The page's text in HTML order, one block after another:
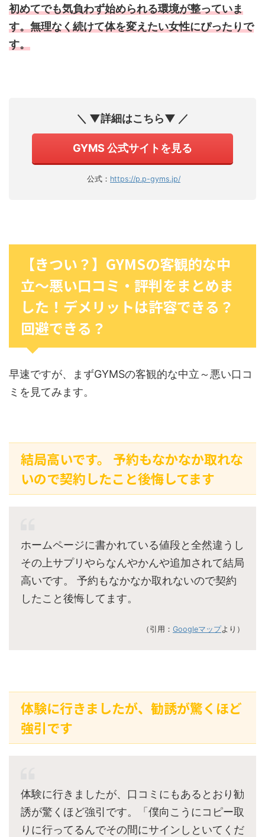
初めてでも気負わず始められる環境が整っていま
す。無理なく続けて体を変えたい女性にぴったりで
す。
＼ ▼詳細はこちら▼ ／
GYMS 公式サイトを見る
公式： https://p.p-gyms.jp/
【きつい？】GYMSの客観的な中
立～悪い口コミ・評判をまとめま
した！デメリットは許容できる？
回避できる？
早速ですが、まずGYMSの客観的な中立～悪い口コ
ミを見てみます。
結局高いです。 予約もなかなか取れな
いので契約したこと後悔してます
ホームページに書かれている値段と全然違うし
その上サプリやらなんやかんや追加されて結局
高いです。 予約もなかなか取れないので契約
したこと後悔してます。
（引用： Googleマップより）
体験に行きましたが、勧誘が驚くほど
強引です
体験に行きましたが、口コミにもあるとおり勧
誘が驚くほど強引です。「僕向こうにコピー取
りに行ってるんでその間にサインしといてくだ